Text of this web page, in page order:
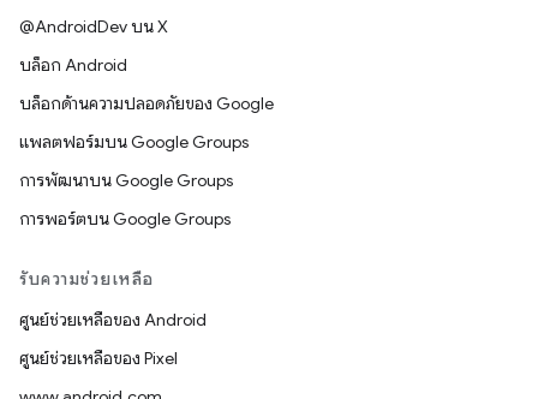
@AndroidDev บน X
บล็อก Android
บล็อกด้านความปลอดภัยของ Google
แพลตฟอร์มบน Google Groups
การพัฒนาบน Google Groups
การพอร์ตบน Google Groups
รับความช่วยเหลือ
ศูนย์ช่วยเหลือของ Android
ศูนย์ช่วยเหลือของ Pixel